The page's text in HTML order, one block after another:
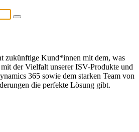
zukünftige Kund*innen mit dem, was
der Vielfalt unserer ISV-Produkte und
365 sowie dem starken Team von
die perfekte Lösung gibt.